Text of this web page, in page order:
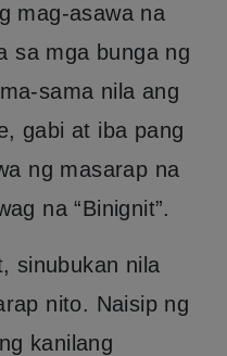
mag-asawa na
sa mga bunga ng
sama nila ang
gabi at iba pang
ng masarap na
na “Binignit”.
sinubukan nila
nito. Naisip ng
kanilang